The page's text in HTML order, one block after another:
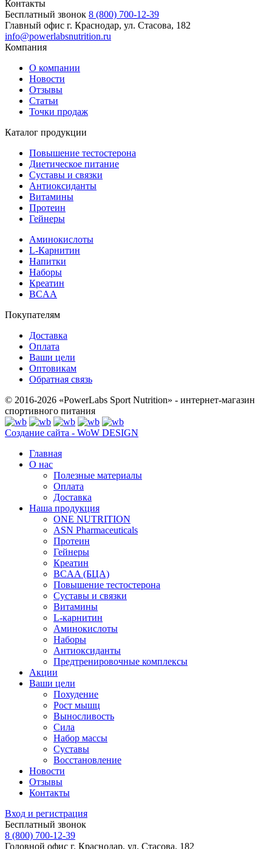
Контакты
Бесплатный звонок 8 (800) 700-12-39
Главный офис г. Краснодар, ул. Стасова, 182
info@powerlabsnutrition.ru
Компания
О компании
Новости
Отзывы
Статьи
Точки продаж
Каталог продукции
Повышение тестостерона
Диетическое питание
Суставы и связки
Антиоксиданты
Витамины
Протеин
Гейнеры
Аминокислоты
L-Карнитин
Напитки
Наборы
Креатин
BCAA
Покупателям
Доставка
Оплата
Ваши цели
Оптовикам
Обратная связь
© 2016-2026 «PowerLabs Sport Nutrition» - интернет-магазин
спортивного питания
Создание сайта - WoW DESIGN
Главная
О нас
Полезные материалы
Оплата
Доставка
Наша продукция
ONE NUTRITION
ASN Pharmaceuticals
Протеин
Гейнеры
Креатин
BCAA (БЦА)
Повышение тестостерона
Суставы и связки
Витамины
L-карнитин
Аминокислоты
Наборы
Антиоксиданты
Предтренировочные комплексы
Акции
Ваши цели
Похудение
Рост мышц
Выносливость
Сила
Набор массы
Суставы
Восстановление
Новости
Отзывы
Контакты
Вход и регистрация
Бесплатный звонок
8 (800) 700-12-39
Головной офис г. Краснодар, ул. Стасова, 182